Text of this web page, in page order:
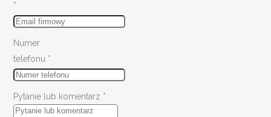
*
Numer
telefonu *
Pytanie lub komentarz *